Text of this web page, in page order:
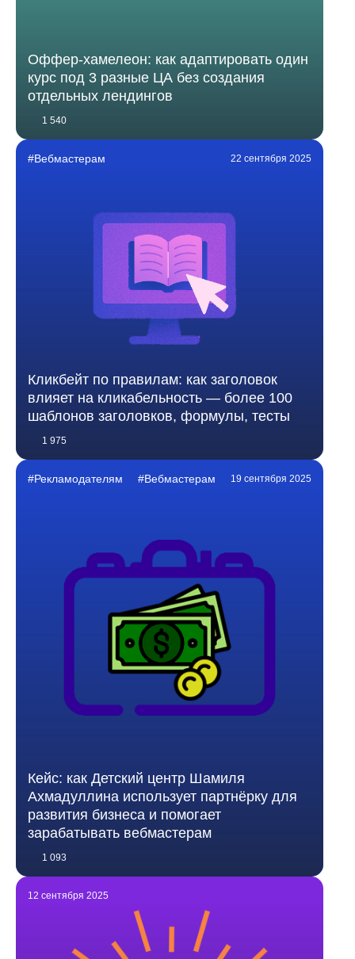
Оффер-хамелеон: как адаптировать один
курс под 3 разные ЦА без создания
отдельных лендингов
1 540
#Вебмастерам 22 сентября 2025
Кликбейт по правилам: как заголовок
влияет на кликабельность — более 100
шаблонов заголовков, формулы, тесты
1 975
#Рекламодателям #Вебмастерам 19 сентября 2025
Кейс: как Детский центр Шамиля
Ахмадуллина использует партнёрку для
развития бизнеса и помогает
зарабатывать вебмастерам
1 093
12 сентября 2025